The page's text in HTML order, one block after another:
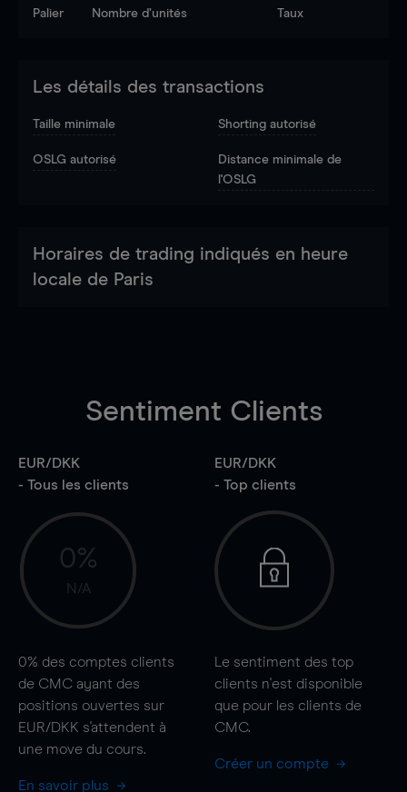
Palier Nombre d’unités Taux
Les détails des transactions
Taille minimale Shorting autorisé
OSLG autorisé
Distance minimale de
l'OSLG
Horaires de trading indiqués en heure
locale de Paris
Sentiment Clients
EUR/DKK
- Tous les clients
0%
N/A
0% des comptes clients
de CMC ayant des
positions ouvertes sur
EUR/DKK s'attendent à
une move du cours.
En savoir plus
EUR/DKK
- Top clients
Le sentiment des top
clients n'est disponible
que pour les clients de
CMC.
Créer un compte